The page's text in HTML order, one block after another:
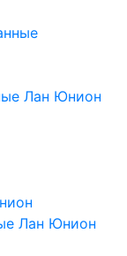
Лан Юнион
Лан Юнион